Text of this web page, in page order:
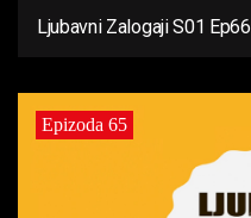
Ljubavni Zalogaji S01 Ep66
Epizoda 65